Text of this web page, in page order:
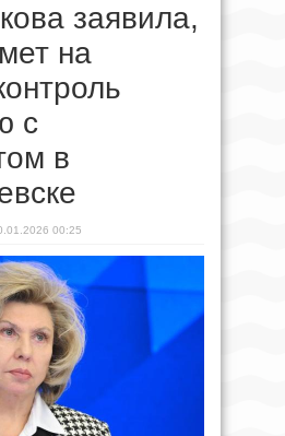
заявила,
на
с
в
00:25